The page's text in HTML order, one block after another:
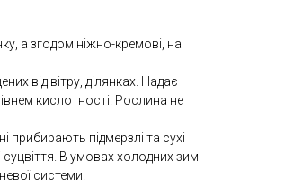
а згодом ніжно-кремові, на
від вітру, ділянках. Надає
кислотності. Рослина не
прибирають підмерзлі та сухі
суцвіття. В умовах холодних зим
системи.